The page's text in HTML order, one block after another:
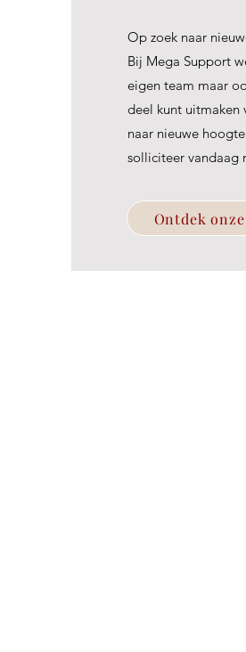
Op zoek naar
Bij Mega Support
eigen team maar
deel kunt uitmaken
naar nieuwe
solliciteer vandaag
Ontdek